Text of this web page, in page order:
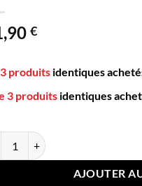
€
3 produits identiques
3 produits identiques
de Coussin pour Jambes
AJOUTER